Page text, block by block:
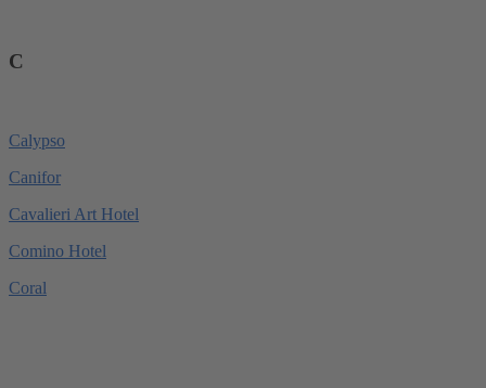
C
Calypso
Canifor
Cavalieri Art Hotel
Comino Hotel
Coral